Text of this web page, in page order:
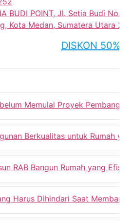
BUDI POINT, Jl. Setia Budi No.15
Kota Medan, Sumatera Utara
DISKON 50%
Memulai Proyek
Berkualitas untuk Rumah
RAB Bangun Rumah yang Efisien
Harus Dihindari Saat